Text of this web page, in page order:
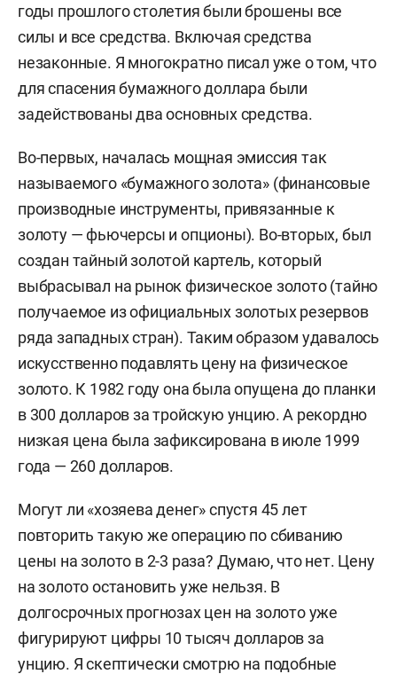
годы прошлого столетия были брошены все
силы и все средства. Включая средства
незаконные. Я многократно писал уже о том, что
для спасения бумажного доллара были
задействованы два основных средства.
Во-первых, началась мощная эмиссия так
называемого «бумажного золота» (финансовые
производные инструменты, привязанные к
золоту — фьючерсы и опционы). Во-вторых, был
создан тайный золотой картель, который
выбрасывал на рынок физическое золото (тайно
получаемое из официальных золотых резервов
ряда западных стран). Таким образом удавалось
искусственно подавлять цену на физическое
золото. К 1982 году она была опущена до планки
в 300 долларов за тройскую унцию. А рекордно
низкая цена была зафиксирована в июле 1999
года — 260 долларов.
Могут ли «хозяева денег» спустя 45 лет
повторить такую же операцию по сбиванию
цены на золото в 2-3 раза? Думаю, что нет. Цену
на золото остановить уже нельзя. В
долгосрочных прогнозах цен на золото уже
фигурируют цифры 10 тысяч долларов за
унцию. Я скептически смотрю на подобные